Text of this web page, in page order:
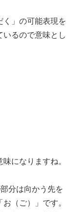
く」の可能表現を
いるので意味とし
になりますね。
分は向かう先を
（ご）」です。